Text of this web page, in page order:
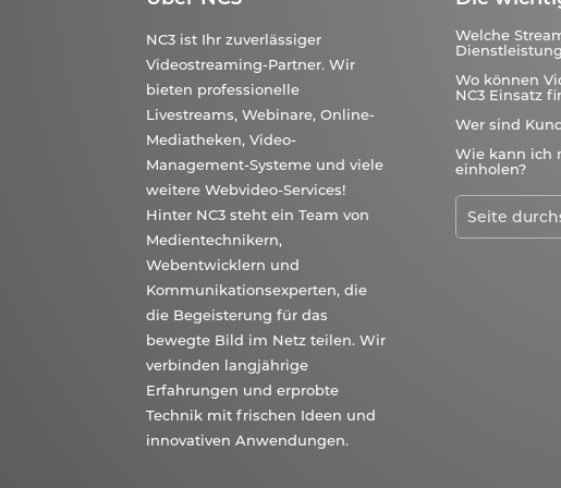
NC3 ist Ihr zuverlässiger
Videostreaming-Partner. Wir
bieten professionelle
Livestreams, Webinare, Online-
Mediatheken, Video-
Management-Systeme und viele
weitere Webvideo-Services!
Hinter NC3 steht ein Team von
Medientechnikern,
Webentwicklern und
Kommunikationsexperten, die
die Begeisterung für das
bewegte Bild im Netz teilen. Wir
verbinden langjährige
Erfahrungen und erprobte
Technik mit frischen Ideen und
innovativen Anwendungen.
Welche
Wo können
NC3 Einsatz
Wer sind
Wie kann ich
einholen?